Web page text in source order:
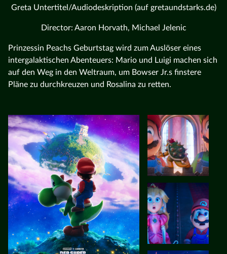
Greta Untertitel/Audiodeskription (auf gretaundstarks.de)
Director: Aaron Horvath, Michael Jelenic
Prinzessin Peachs Geburtstag wird zum Auslöser eines
intergalaktischen Abenteuers: Mario und Luigi machen sich
auf den Weg in den Weltraum, um Bowser Jr.s finstere
Pläne zu durchkreuzen und Rosalina zu retten.